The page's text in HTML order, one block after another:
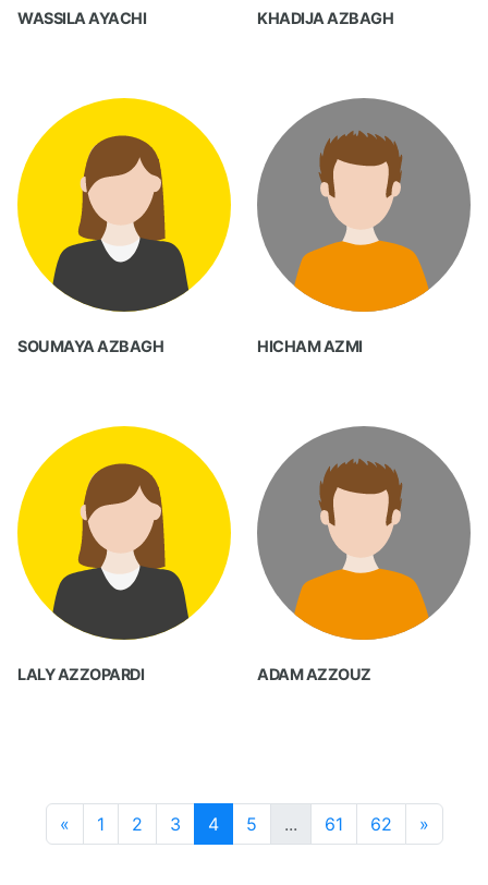
WASSILA AYACHI KHADIJA AZBAGH
SOUMAYA AZBAGH HICHAM AZMI
LALY AZZOPARDI ADAM AZZOUZ
« 1 2 3 4 5 ... 61 62 »